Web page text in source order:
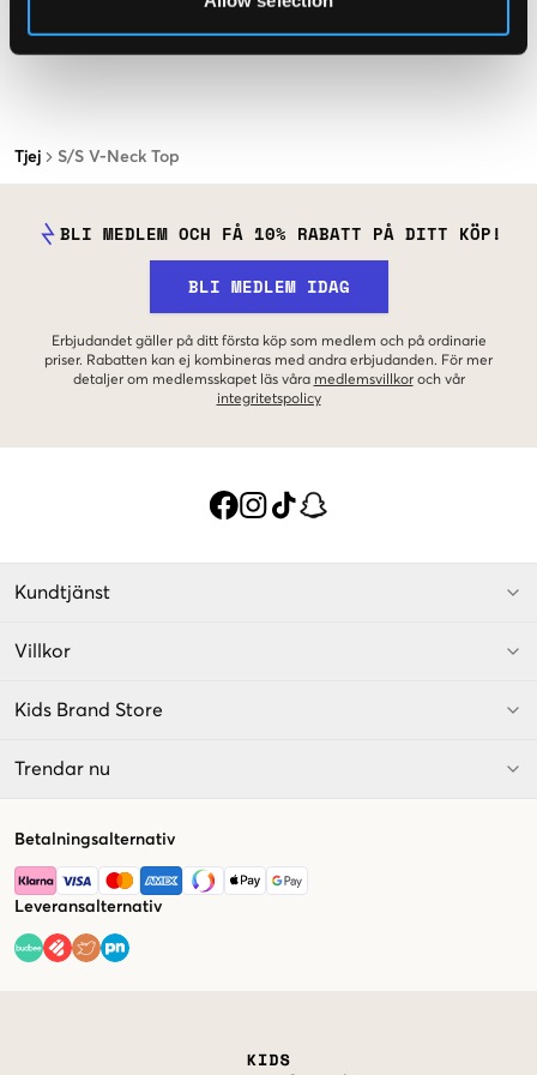
Tjej S/S V-Neck Top
BLI MEDLEM OCH FÅ 10% RABATT PÅ DITT KÖP!
BLI MEDLEM IDAG
Erbjudandet gäller på ditt första köp som medlem och på ordinarie
priser. Rabatten kan ej kombineras med andra erbjudanden. För mer
detaljer om medlemsskapet läs våra medlemsvillkor och vår
integritetspolicy
Kundtjänst
Villkor
Kids Brand Store
Trendar nu
Betalningsalternativ
Leveransalternativ